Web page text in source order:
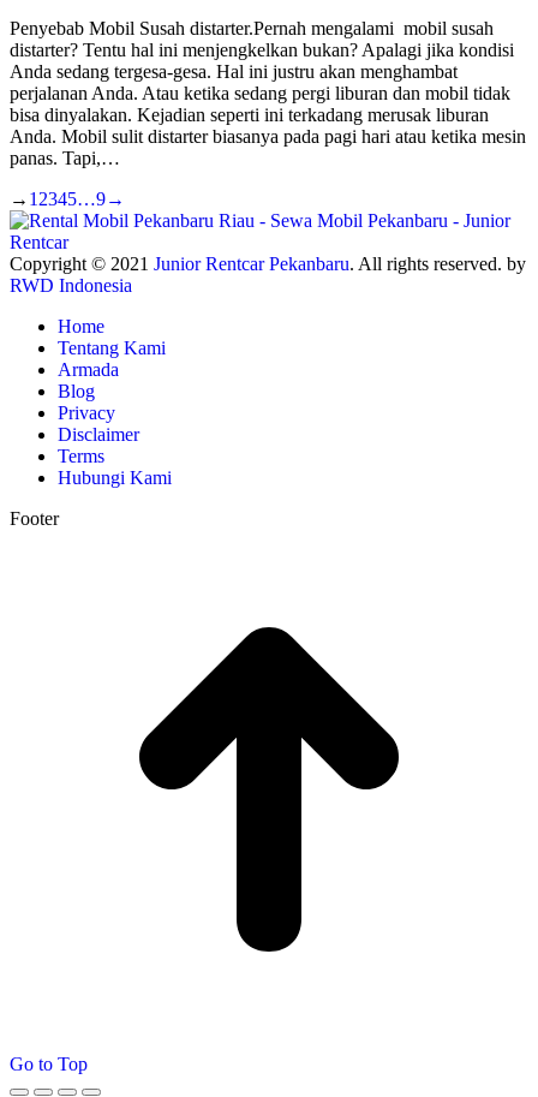
Penyebab Mobil Susah distarter.Pernah mengalami mobil susah
distarter? Tentu hal ini menjengkelkan bukan? Apalagi jika kondisi
Anda sedang tergesa-gesa. Hal ini justru akan menghambat
perjalanan Anda. Atau ketika sedang pergi liburan dan mobil tidak
bisa dinyalakan. Kejadian seperti ini terkadang merusak liburan
Anda. Mobil sulit distarter biasanya pada pagi hari atau ketika mesin
panas. Tapi,…
→ 1 2345…9→
Copyright © 2021 Junior Rentcar Pekanbaru. All rights reserved. by
RWD Indonesia
Home
Tentang Kami
Armada
Blog
Privacy
Disclaimer
Terms
Hubungi Kami
Footer
Go to Top